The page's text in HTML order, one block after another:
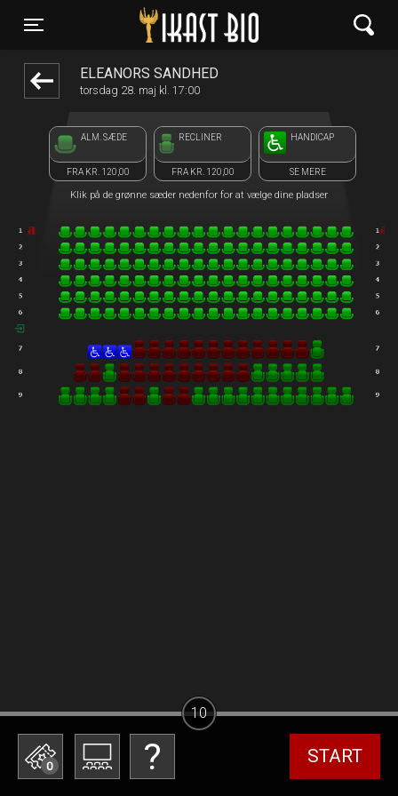
Toggle navigation
Ikast Bio
ELEANORS SANDHED
torsdag 28. maj kl. 17:00
ALM. SÆDE
FRA KR. 120,00
RECLINER
FRA KR. 120,00
HANDICAP
SE MERE
Klik på de grønne sæder nedenfor for at vælge dine pladser
0 START
10
1step-front02 015330